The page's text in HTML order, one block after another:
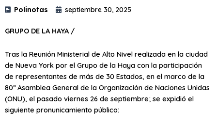
Polinotas septiembre 30, 2025
GRUPO DE LA HAYA /
Tras la Reunión Ministerial de Alto Nivel realizada en la ciudad
de Nueva York por el Grupo de la Haya con la participación
de representantes de más de 30 Estados, en el marco de la
80ª Asamblea General de la Organización de Naciones Unidas
(ONU), el pasado viernes 26 de septiembre; se expidió el
siguiente pronunicamiento público: